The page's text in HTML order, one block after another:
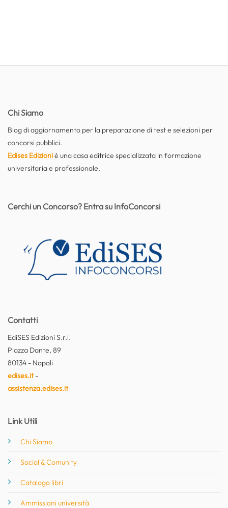
Chi Siamo
Blog di aggiornamento per la preparazione di test e selezioni per
concorsi pubblici.
Edises Edizioniè una casa editrice specializzata in formazione
universitaria e professionale.
Contatti
EdiSES Edizioni S.r.l.
Piazza Dante, 89
80134 - Napoli
edises.it-
assistenza.edises.it
Link Utili
Chi Siamo
Social & Comunity
Catalogo libri
Ammissioni università
Cerchi un Concorso? Entra su InfoConcorsi